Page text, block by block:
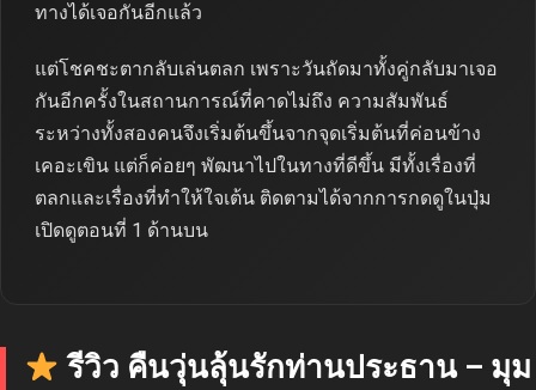
ทางได้เจอกันอีกแล้ว
แต่โชคชะตากลับเล่นตลก เพราะวันถัดมาทั้งคู่กลับมาเจอ
กันอีกครั้งในสถานการณ์ที่คาดไม่ถึง ความสัมพันธ์
ระหว่างทั้งสองคนจึงเริ่มต้นขึ้นจากจุดเริ่มต้นที่ค่อนข้าง
เคอะเขิน แต่ก็ค่อยๆ พัฒนาไปในทางที่ดีขึ้น มีทั้งเรื่องที่
ตลกและเรื่องที่ทำให้ใจเต้น ติดตามได้จากการกดดูในปุ่ม
เปิดดูตอนที่ 1 ด้านบน
รีวิว คืนวุ่นลุ้นรักท่านประธาน – มุม